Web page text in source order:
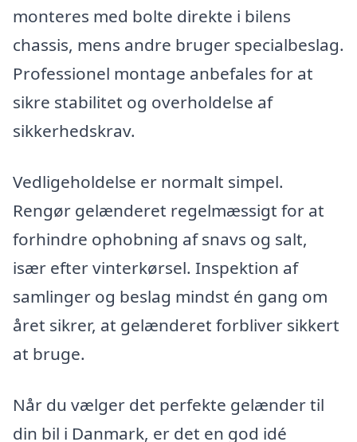
monteres med bolte direkte i bilens
chassis, mens andre bruger specialbeslag.
Professionel montage anbefales for at
sikre stabilitet og overholdelse af
sikkerhedskrav.
Vedligeholdelse er normalt simpel.
Rengør gelænderet regelmæssigt for at
forhindre ophobning af snavs og salt,
især efter vinterkørsel. Inspektion af
samlinger og beslag mindst én gang om
året sikrer, at gelænderet forbliver sikkert
at bruge.
Når du vælger det perfekte gelænder til
din bil i Danmark, er det en god idé